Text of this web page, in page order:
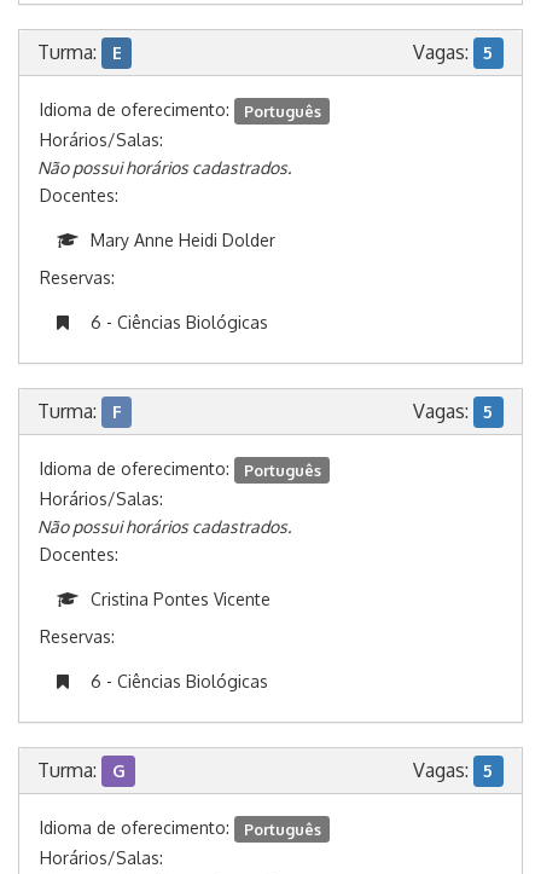
Turma: E Vagas: 5
Idioma de oferecimento: Português
Horários/Salas:
Não possui horários cadastrados.
Docentes:
Mary Anne Heidi Dolder
Reservas:
6 - Ciências Biológicas
Turma: F Vagas: 5
Idioma de oferecimento: Português
Horários/Salas:
Não possui horários cadastrados.
Docentes:
Cristina Pontes Vicente
Reservas:
6 - Ciências Biológicas
Turma: G Vagas: 5
Idioma de oferecimento: Português
Horários/Salas: